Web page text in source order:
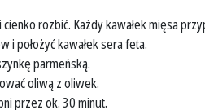
rozbić. Każdy kawałek mięsa
i położyć kawałek sera feta.
parmeńską.
oliwą z oliwek.
przez ok. 30 minut.